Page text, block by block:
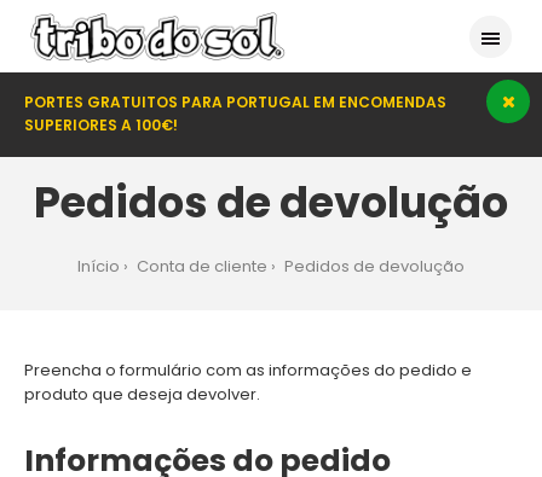
PORTES GRATUITOS PARA PORTUGAL EM ENCOMENDAS
SUPERIORES A 100€!
Pedidos de devolução
Início Conta de cliente Pedidos de devolução
Preencha o formulário com as informações do pedido e
produto que deseja devolver.
Informações do pedido